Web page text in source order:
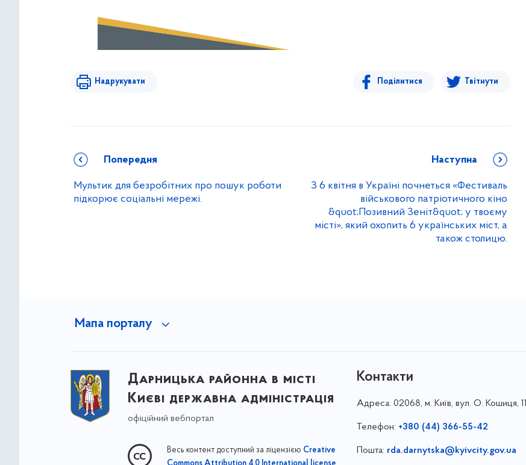
Надрукувати Поділитися Твітнути
Попередня
Мультик для безробітних про пошук роботи
підкорює соціальні мережі.
Наступна
З 6 квітня в Україні почнеться «Фестиваль
військового патріотичного кіно
&quot;Позивний Зеніт&quot; у твоєму
місті», який охопить 6 українських міст, а
також столицю.
Мапа порталу
Дарницька районна в місті
Києві державна адміністрація
офіційний вебпортал
Весь контент доступний за ліцензією Creative
Контакти
Адреса: 02068, м. Київ, вул. О. Кошиця, 11
Телефон: +380 (44) 366-55-42
Пошта: rda.darnytska@kyivcity.gov.ua